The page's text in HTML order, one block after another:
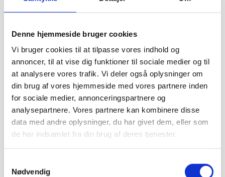
Denne hjemmeside bruger cookies
Vi bruger cookies til at tilpasse vores indhold og
annoncer, til at vise dig funktioner til sociale medier og til
at analysere vores trafik. Vi deler også oplysninger om
din brug af vores hjemmeside med vores partnere inden
for sociale medier, annonceringspartnere og
analysepartnere. Vores partnere kan kombinere disse
data med andre oplysninger, du har givet dem, eller som
de har indsamlet fra din brug af deres tjenester.
Nødvendig